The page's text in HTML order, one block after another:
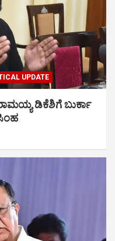
UPDATE
ಡಿಕೆಶಿಗೆ ಬುರ್ಕಾ